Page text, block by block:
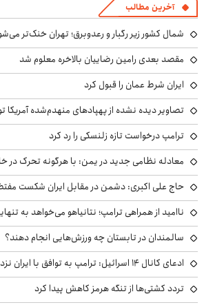
آخرین مطالب
شمال کشور زیر رگبار و رعدوبرق؛ تهران خنک‌تر
مقصد بعدی رامین رضاییان بالاخره معلوم شد
ایران شرط عمان را قبول کرد
تصاویر دیده نشده از پهپادهای منهدم‌شده آمریکا
ترامپ درخواست تازه زلنسکی را رد کرد
معادله نظامی جدید در یمن: با هرگونه تحرک در
حاج علی اکبری: دشمن در مقابل ایران شکست
ناامید از همراهی ترامپ؛ نتانیاهو می‌خواهد به
سالمندان در تابستان چه ورزش‌هایی انجام دهند؟
ادعای کانال ۱۴ اسرائیل: ترامپ به توافق با ایران نزدیک می‌شود
تردد کشتی‌ها از تنگه هرمز کاهش پیدا کرد